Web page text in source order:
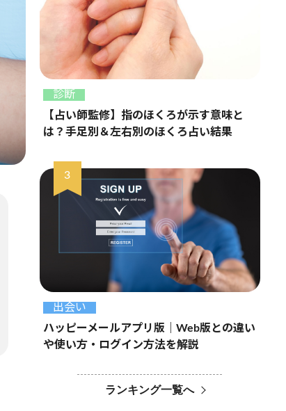
診断
【占い師監修】指のほくろが示す意味と
は？手足別＆左右別のほくろ占い結果
出会い
ハッピーメールアプリ版｜Web版との違い
や使い方・ログイン方法を解説
ランキング一覧へ